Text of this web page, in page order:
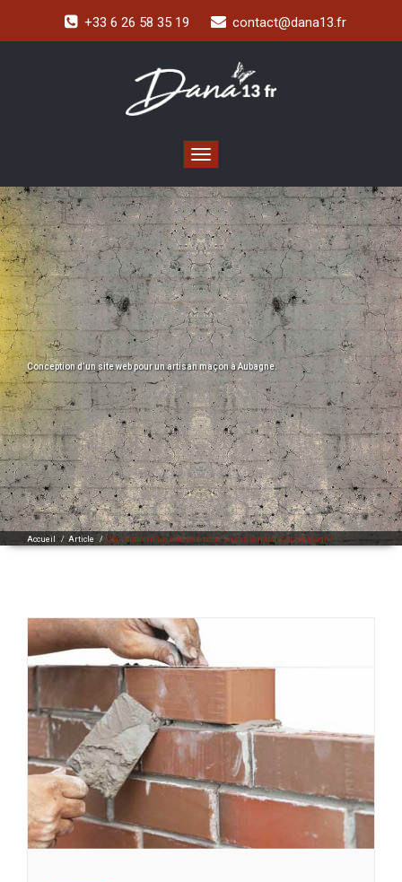
+33 6 26 58 35 19 contact@dana13.fr
Toggle navigation
Conception d’un site web pour un artisan maçon à Aubagne.
Accueil / Article / Conception d’un site web pour un artisan maçon à Aubagne.